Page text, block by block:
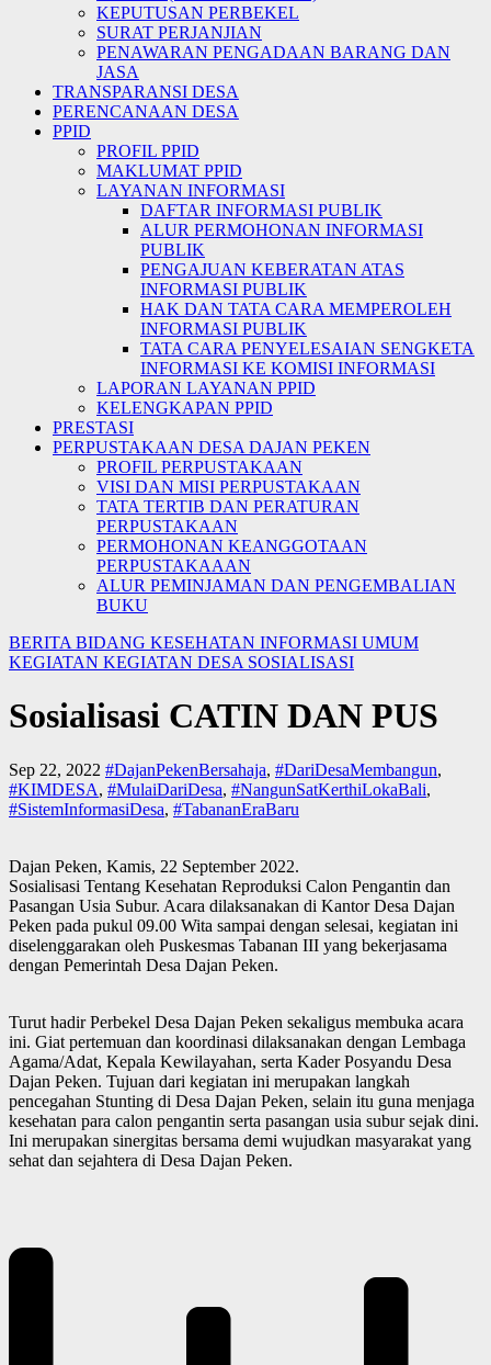
KEPUTUSAN PERBEKEL
SURAT PERJANJIAN
PENAWARAN PENGADAAN BARANG DAN
JASA
TRANSPARANSI DESA
PERENCANAAN DESA
PPID
PROFIL PPID
MAKLUMAT PPID
LAYANAN INFORMASI
DAFTAR INFORMASI PUBLIK
ALUR PERMOHONAN INFORMASI
PUBLIK
PENGAJUAN KEBERATAN ATAS
INFORMASI PUBLIK
HAK DAN TATA CARA MEMPEROLEH
INFORMASI PUBLIK
TATA CARA PENYELESAIAN SENGKETA
INFORMASI KE KOMISI INFORMASI
LAPORAN LAYANAN PPID
KELENGKAPAN PPID
PRESTASI
PERPUSTAKAAN DESA DAJAN PEKEN
PROFIL PERPUSTAKAAN
VISI DAN MISI PERPUSTAKAAN
TATA TERTIB DAN PERATURAN
PERPUSTAKAAN
PERMOHONAN KEANGGOTAAN
PERPUSTAKAAAN
ALUR PEMINJAMAN DAN PENGEMBALIAN
BUKU
BERITA BIDANG KESEHATAN INFORMASI UMUM
KEGIATAN KEGIATAN DESA SOSIALISASI
Sosialisasi CATIN DAN PUS
Sep 22, 2022 #DajanPekenBersahaja, #DariDesaMembangun,
#KIMDESA, #MulaiDariDesa, #NangunSatKerthiLokaBali,
#SistemInformasiDesa, #TabananEraBaru
Dajan Peken, Kamis, 22 September 2022.
Sosialisasi Tentang Kesehatan Reproduksi Calon Pengantin dan
Pasangan Usia Subur. Acara dilaksanakan di Kantor Desa Dajan
Peken pada pukul 09.00 Wita sampai dengan selesai, kegiatan ini
diselenggarakan oleh Puskesmas Tabanan III yang bekerjasama
dengan Pemerintah Desa Dajan Peken.
Turut hadir Perbekel Desa Dajan Peken sekaligus membuka acara
ini. Giat pertemuan dan koordinasi dilaksanakan dengan Lembaga
Agama/Adat, Kepala Kewilayahan, serta Kader Posyandu Desa
Dajan Peken. Tujuan dari kegiatan ini merupakan langkah
pencegahan Stunting di Desa Dajan Peken, selain itu guna menjaga
kesehatan para calon pengantin serta pasangan usia subur sejak dini.
Ini merupakan sinergitas bersama demi wujudkan masyarakat yang
sehat dan sejahtera di Desa Dajan Peken.